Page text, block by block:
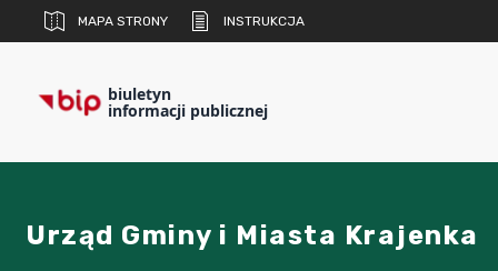
MAPA STRONY INSTRUKCJA
biuletyn
informacji publicznej
Urząd Gminy i Miasta Krajenka